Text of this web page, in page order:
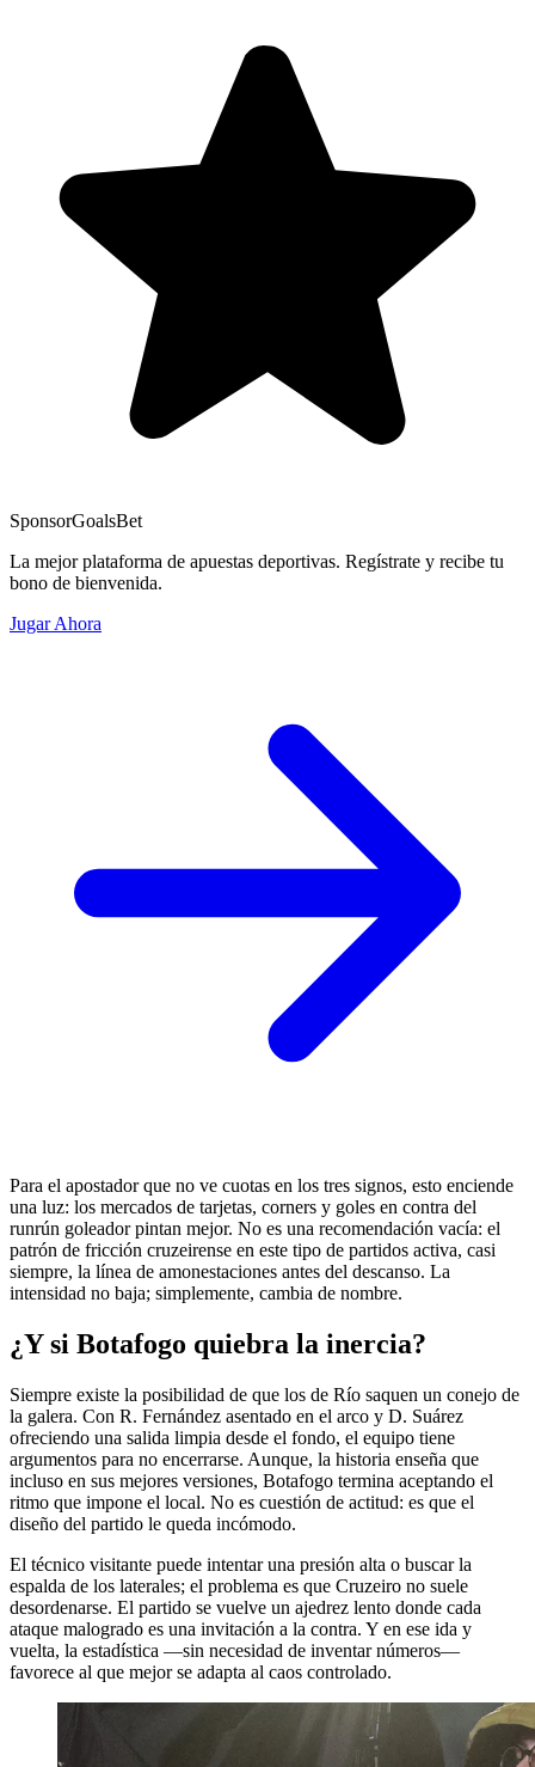
SponsorGoalsBet
La mejor plataforma de apuestas deportivas. Regístrate y recibe tu
bono de bienvenida.
Jugar Ahora
Para el apostador que no ve cuotas en los tres signos, esto enciende
una luz: los mercados de tarjetas, corners y goles en contra del
runrún goleador pintan mejor. No es una recomendación vacía: el
patrón de fricción cruzeirense en este tipo de partidos activa, casi
siempre, la línea de amonestaciones antes del descanso. La
intensidad no baja; simplemente, cambia de nombre.
¿Y si Botafogo quiebra la inercia?
Siempre existe la posibilidad de que los de Río saquen un conejo de
la galera. Con R. Fernández asentado en el arco y D. Suárez
ofreciendo una salida limpia desde el fondo, el equipo tiene
argumentos para no encerrarse. Aunque, la historia enseña que
incluso en sus mejores versiones, Botafogo termina aceptando el
ritmo que impone el local. No es cuestión de actitud: es que el
diseño del partido le queda incómodo.
El técnico visitante puede intentar una presión alta o buscar la
espalda de los laterales; el problema es que Cruzeiro no suele
desordenarse. El partido se vuelve un ajedrez lento donde cada
ataque malogrado es una invitación a la contra. Y en ese ida y
vuelta, la estadística —sin necesidad de inventar números—
favorece al que mejor se adapta al caos controlado.